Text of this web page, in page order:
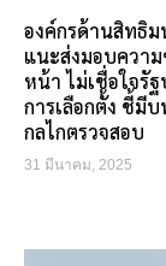
องค์กรด้านสิทธิ
แนะส่งมอบควา
หน้า ไม่เชื่อใจรั
การเลือกตั้ง ชี้มี
กลไกตรวจสอบ
31 มีนาคม, 2025